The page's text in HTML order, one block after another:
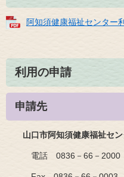
阿知須健康福祉センター
利用の申請
申請先
山口市阿知須健康福祉セン
電話 0836－66－2000